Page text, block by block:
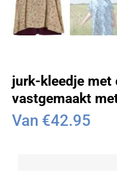
jurk-kleedje met
vastgemaakt
Van €42.95